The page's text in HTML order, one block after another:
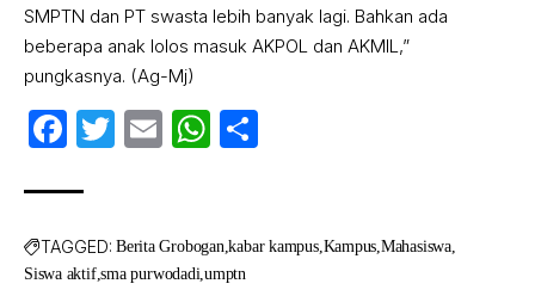
SMPTN dan PT swasta lebih banyak lagi. Bahkan ada
beberapa anak lolos masuk AKPOL dan AKMIL,”
pungkasnya. (Ag-Mj)
Facebook
Twitter
EmailWhatsApp
TAGGED: Berita Grobogan kabar kampus Kampus Mahasiswa
Siswa aktif sma purwodadi umptn